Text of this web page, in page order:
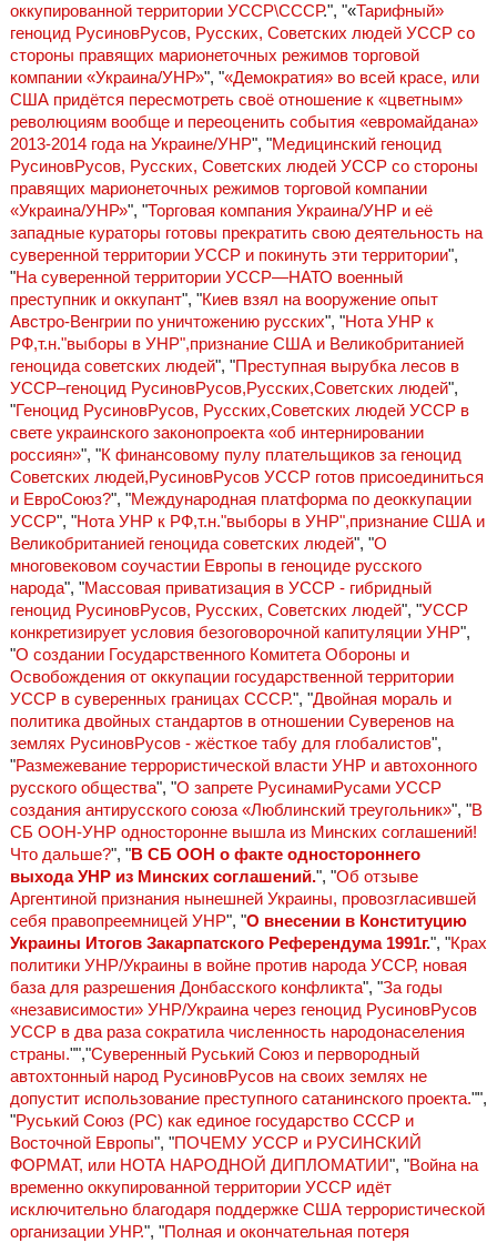
оккупированной территории УССР\СССР.", "«Тарифный»
геноцид РусиновРусов, Русских, Советских людей УССР со
стороны правящих марионеточных режимов торговой
компании «Украина/УНР»", "«Демократия» во всей красе, или
США придётся пересмотреть своё отношение к «цветным»
революциям вообще и переоценить события «евромайдана»
2013-2014 года на Украине/УНР", "Медицинский геноцид
РусиновРусов, Русских, Советских людей УССР со стороны
правящих марионеточных режимов торговой компании
«Украина/УНР»", "Торговая компания Украина/УНР и её
западные кураторы готовы прекратить свою деятельность на
суверенной территории УССР и покинуть эти территории",
"На суверенной территории УССР—НАТО военный
преступник и оккупант", "Киев взял на вооружение опыт
Австро-Венгрии по уничтожению русских", "Нота УНР к
РФ,т.н."выборы в УНР",признание США и Великобританией
геноцида советских людей", "Преступная вырубка лесов в
УССР–геноцид РусиновРусов,Русских,Советских людей",
"Геноцид РусиновРусов, Русских,Советских людей УССР в
свете украинского законопроекта «об интернировании
россиян»", "К финансовому пулу плательщиков за геноцид
Советских людей,РусиновРусов УССР готов присоединиться
и ЕвроСоюз?", "Международная платформа по деоккупации
УССР", "Нота УНР к РФ,т.н."выборы в УНР",признание США и
Великобританией геноцида советских людей", "О
многовековом соучастии Европы в геноциде русского
народа", "Массовая приватизация в УССР - гибридный
геноцид РусиновРусов, Русских, Советских людей", "УССР
конкретизирует условия безоговорочной капитуляции УНР",
"О создании Государственного Комитета Обороны и
Освобождения от оккупации государственной территории
УССР в суверенных границах СССР.", "Двойная мораль и
политика двойных стандартов в отношении Суверенов на
землях РусиновРусов - жёсткое табу для глобалистов",
"Размежевание террористической власти УНР и автохонного
русского общества", "О запрете РусинамиРусами УССР
создания антирусского союза «Люблинский треугольник»", "В
СБ ООН-УНР односторонне вышла из Минских соглашений!
Что дальше?", "В СБ ООН о факте одностороннего
выхода УНР из Минских соглашений.", "Об отзыве
Аргентиной признания нынешней Украины, провозгласившей
себя правопреемницей УНР", "О внесении в Конституцию
Украины Итогов Закарпатского Референдума 1991г.", "Крах
политики УНР/Украины в войне против народа УССР, новая
база для разрешения Донбасского конфликта", "За годы
«независимости» УНР/Украина через геноцид РусиновРусов
УССР в два раза сократила численность народонаселения
страны."","Суверенный Руський Союз и первородный
автохтонный народ РусиновРусов на своих землях не
допустит использование преступного сатанинского проекта."",
"Руський Союз (РС) как единое государство СССР и
Восточной Европы", "ПОЧЕМУ УССР и РУСИНСКИЙ
ФОРМАТ, или НОТА НАРОДНОЙ ДИПЛОМАТИИ", "Война на
временно оккупированной территории УССР идёт
исключительно благодаря поддержке США террористической
организации УНР.", "Полная и окончательная потеря